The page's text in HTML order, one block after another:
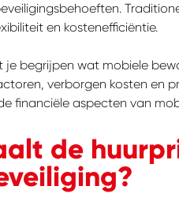
en kostenefficiëntie.
je begrijpen wat mobiele
verborgen kosten en
financiële aspecten van
de